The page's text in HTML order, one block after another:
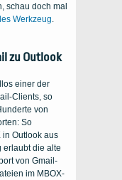
schau doch mal
Werkzeug.
zu Outlook
einer der
Clients, so
von
So
in Outlook aus
erlaubt die alte
von Gmail-
im MBOX-